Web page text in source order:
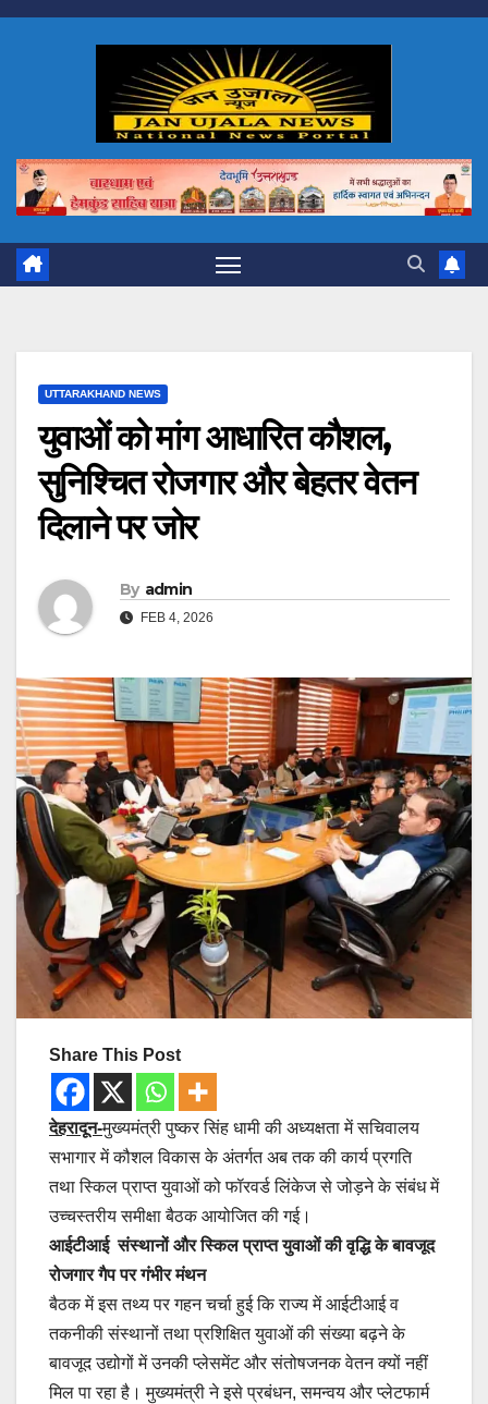
Skip
UTTARAKHAND NEWS
युवाओं को मांग आधारित कौशल,
सुनिश्चित रोजगार और बेहतर वेतन
दिलाने पर जोर
By admin
FEB 4, 2026
Share This Post
देहरादून-मुख्यमंत्री पुष्कर सिंह धामी की अध्यक्षता में सचिवालय
सभागार में कौशल विकास के अंतर्गत अब तक की कार्य प्रगति
तथा स्किल प्राप्त युवाओं को फॉरवर्ड लिंकेज से जोड़ने के संबंध में
उच्चस्तरीय समीक्षा बैठक आयोजित की गई।
आईटीआई संस्थानों और स्किल प्राप्त युवाओं की वृद्धि के बावजूद
रोजगार गैप पर गंभीर मंथन
बैठक में इस तथ्य पर गहन चर्चा हुई कि राज्य में आईटीआई व
तकनीकी संस्थानों तथा प्रशिक्षित युवाओं की संख्या बढ़ने के
बावजूद उद्योगों में उनकी प्लेसमेंट और संतोषजनक वेतन क्यों नहीं
मिल पा रहा है। मुख्यमंत्री ने इसे प्रबंधन, समन्वय और प्लेटफार्म